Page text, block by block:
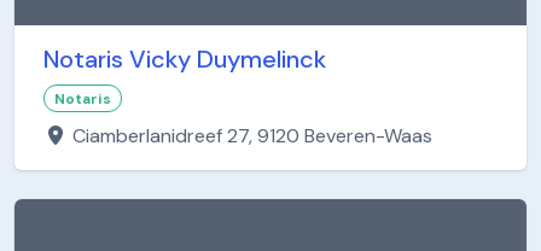
Notaris Vicky Duymelinck
Notaris
Ciamberlanidreef 27, 9120 Beveren-Waas